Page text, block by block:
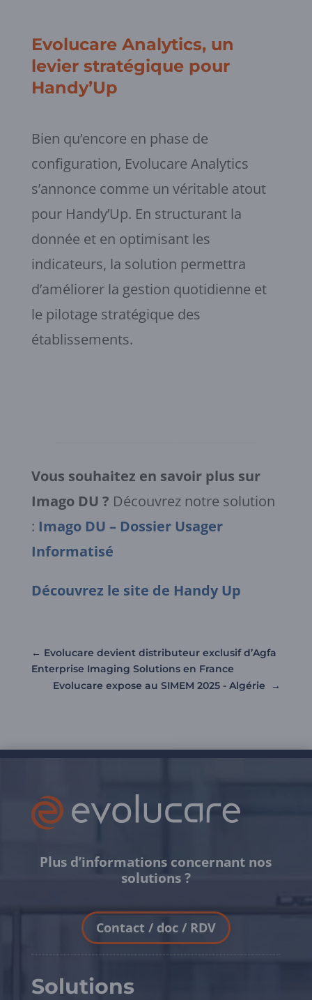
Evolucare Analytics, un
levier stratégique pour
Handy’Up
Bien qu’encore en phase de
configuration, Evolucare Analytics
s’annonce comme un véritable atout
pour Handy’Up. En structurant la
donnée et en optimisant les
indicateurs, la solution permettra
d’améliorer la gestion quotidienne et
le pilotage stratégique des
établissements.
Vous souhaitez en savoir plus sur
Imago DU ? Découvrez notre solution
: Imago DU – Dossier Usager
Informatisé
Découvrez le site de Handy Up
← Evolucare devient distributeur exclusif d’Agfa
Enterprise Imaging Solutions en France
Evolucare expose au SIMEM 2025 - Algérie
→
Plus d’informations concernant nos
solutions ?
Contact / doc / RDV
Solutions